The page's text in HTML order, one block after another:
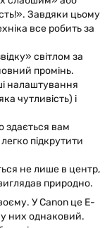
Завдяки цьому
все робить за
світлом за
промінь.
налаштування
чутливість) і
вам
підкрутити
не лише в центр,
природно.
У Canon це E-
них однаковий.